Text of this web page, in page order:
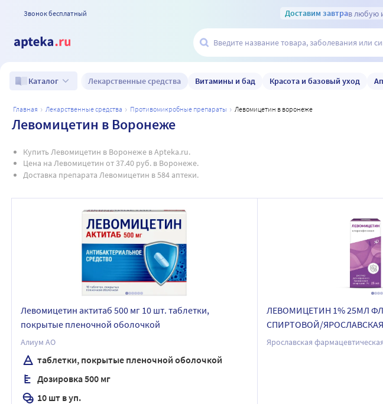
Звонок бесплатный Доставим завтрав любую
Каталог Лекарственные средства Витамины и бад Красота и базовый уход
главная лекарственные средства противомикробные препараты левомицетин в воронеже
Левомицетин в Воронеже
Купить Левомицетин в Воронеже в Apteka.ru.
Цена на Левомицетин от 37.40 руб. в Воронеже.
Доставка препарата Левомицетин в 584 аптеки.
Левомицетин актитаб 500 мг 10 шт. таблетки,
покрытые пленочной оболочкой
Алиум АО
таблетки, покрытые пленочной оболочкой
Дозировка 500 мг
10 шт в уп.
ЛЕВОМИЦЕТИН 1% 25МЛ
СПИРТОВОЙ/
Ярославская